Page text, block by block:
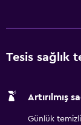
Tesis sağlık
Artırılmış
Günlük